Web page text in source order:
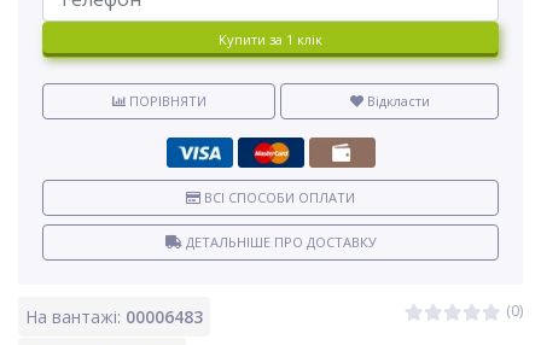
На вантажі: 00006483
(0)
Купити за 1 клiк
ПОРІВНЯТИ Відкласти
ВСІ СПОСОБИ ОПЛАТИ
ДЕТАЛЬНІШЕ ПРО ДОСТАВКУ